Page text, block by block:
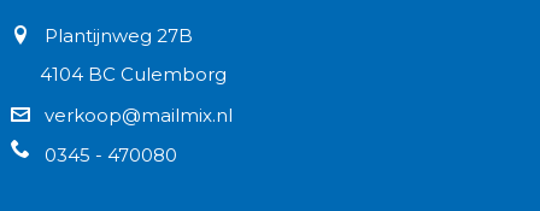
Plantijnweg 27B
4104 BC Culemborg
verkoop@mailmix.nl
0345 - 470080